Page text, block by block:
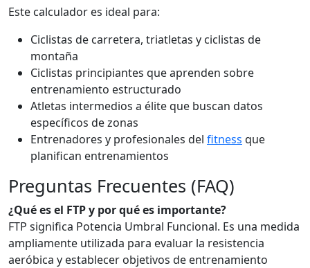
Este calculador es ideal para:
Ciclistas de carretera, triatletas y ciclistas de
montaña
Ciclistas principiantes que aprenden sobre
entrenamiento estructurado
Atletas intermedios a élite que buscan datos
específicos de zonas
Entrenadores y profesionales del fitness que
planifican entrenamientos
Preguntas Frecuentes (FAQ)
¿Qué es el FTP y por qué es importante?
FTP significa Potencia Umbral Funcional. Es una medida
ampliamente utilizada para evaluar la resistencia
aeróbica y establecer objetivos de entrenamiento